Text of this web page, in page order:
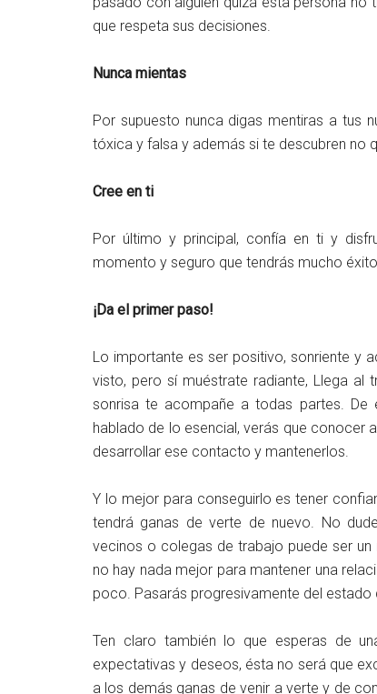
que respeta sus decisiones.
Nunca mientas
Por supuesto nunca digas mentiras a tus
tóxica y falsa y además si te descubren no
Cree en ti
Por último y principal, confía en ti y
momento y seguro que tendrás mucho
¡Da el primer paso!
Lo importante es ser positivo, sonriente y
visto, pero sí muéstrate radiante, Llega al
sonrisa te acompañe a todas partes. De
hablado de lo esencial, verás que conocer
desarrollar ese contacto y mantenerlos.
Y lo mejor para conseguirlo es tener
tendrá ganas de verte de nuevo. No
vecinos o colegas de trabajo puede ser un
no hay nada mejor para mantener una
poco. Pasarás progresivamente del
Ten claro también lo que esperas de
expectativas y deseos, ésta no será que
a los demás ganas de venir a verte y de